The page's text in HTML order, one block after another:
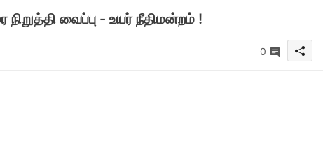
வைப்பு - உயர் நீதிமன்றம் !
0